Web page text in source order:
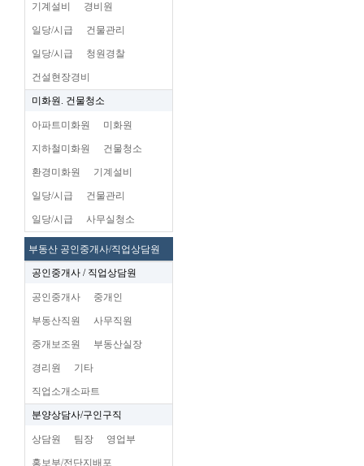
기계설비 경비원
일당/시급 건물관리
일당/시급 청원경찰
건설현장경비
미화원. 건물청소
아파트미화원 미화원
지하철미화원 건물청소
환경미화원 기계설비
일당/시급 건물관리
일당/시급 사무실청소
부동산 공인중개사/직업상담원
공인중개사 / 직업상담원
공인중개사 중개인
부동산직원 사무직원
중개보조원 부동산실장
경리원 기타
직업소개소파트
분양상담사/구인구직
상담원 팀장 영업부
홍보부/전단지배포